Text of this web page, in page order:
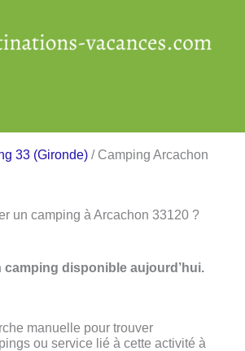
33 (Gironde) / Camping Arcachon
un camping à Arcachon 33120 ?
camping disponible aujourd’hui.
manuelle pour trouver
ou service lié à cette activité à